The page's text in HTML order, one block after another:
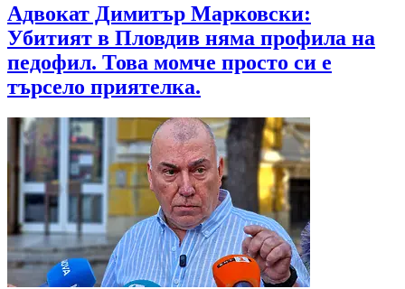
Адвокат Димитър Марковски:
Убитият в Пловдив няма профила на
педофил. Това момче просто си е
търсело приятелка.